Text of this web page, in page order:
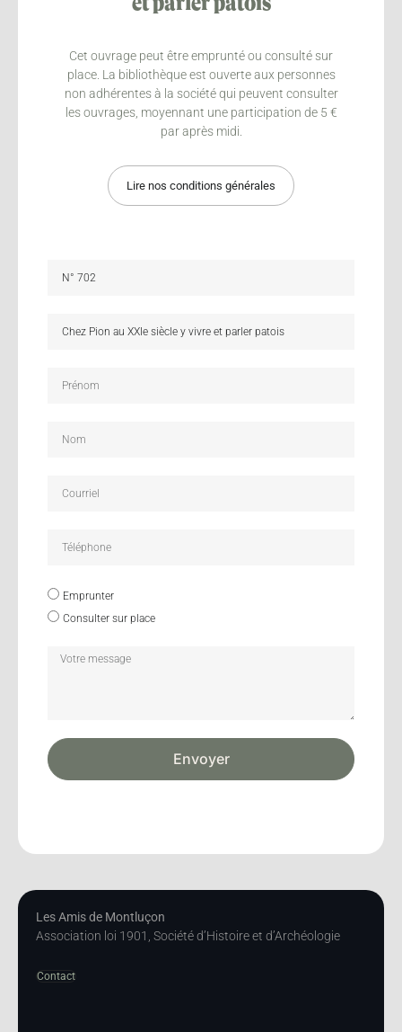
et parler patois
Cet ouvrage peut être emprunté ou consulté sur
place. La bibliothèque est ouverte aux personnes
non adhérentes à la société qui peuvent consulter
les ouvrages, moyennant une participation de 5 €
par après midi.
Lire nos conditions générales
Emprunter
Consulter sur place
Envoyer
Les Amis de Montluçon
Association loi 1901, Société d’Histoire et d’Archéologie
Contact